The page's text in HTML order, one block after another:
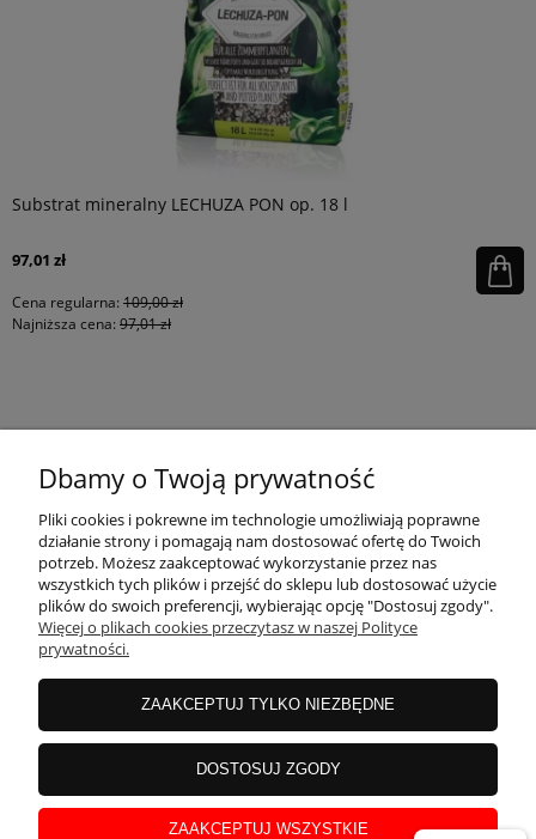
Substrat mineralny LECHUZA PON op. 18 l
97,01 zł
Cena regularna: 109,00 zł
Najniższa cena: 97,01 zł
MOJE KONTO
PŁATNOŚCI I DOSTAWA
INFORMACJE
INSTRUKCJE
Dbamy o Twoją prywatność
Pliki cookies i pokrewne im technologie umożliwiają poprawne
działanie strony i pomagają nam dostosować ofertę do Twoich
potrzeb. Możesz zaakceptować wykorzystanie przez nas
wszystkich tych plików i przejść do sklepu lub dostosować użycie
plików do swoich preferencji, wybierając opcję "Dostosuj zgody".
Więcej o plikach cookies przeczytasz w naszej Polityce
prywatności.
ZAAKCEPTUJ TYLKO NIEZBĘDNE
DOSTOSUJ ZGODY
ZAAKCEPTUJ WSZYSTKIE